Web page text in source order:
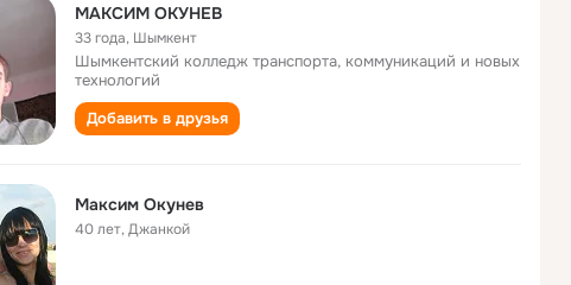
МАКСИМ ОКУНЕВ
33 года, Шымкент
Шымкентский колледж транспорта, коммуникаций и новых
технологий
Добавить в друзья
Максим Окунев
40 лет,Джанкой